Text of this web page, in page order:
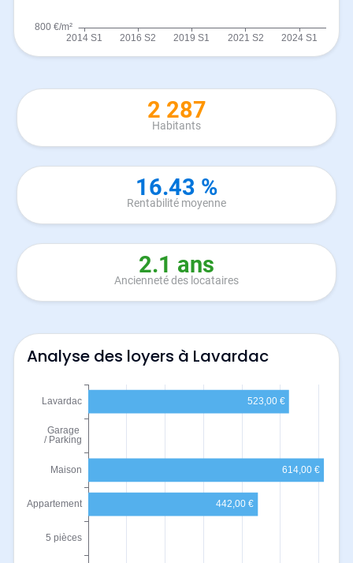
2 287
Habitants
16.43 %
Rentabilité moyenne
2.1 ans
Ancienneté des locataires
Analyse des loyers à Lavardac